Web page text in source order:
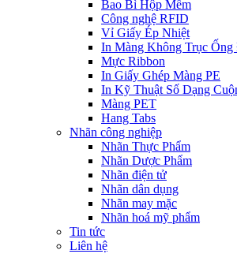
Bao Bì Hộp Mềm
Công nghệ RFID
Vỉ Giấy Ép Nhiệt
In Màng Không Trục
Mực Ribbon
In Giấy Ghép Màng PE
In Kỹ Thuật Số Dạng
Màng PET
Hang Tabs
Nhãn công nghiệp
Nhãn Thực Phẩm
Nhãn Dược Phẩm
Nhãn điện tử
Nhãn dân dụng
Nhãn may mặc
Nhãn hoá mỹ phẩm
Tin tức
Liên hệ